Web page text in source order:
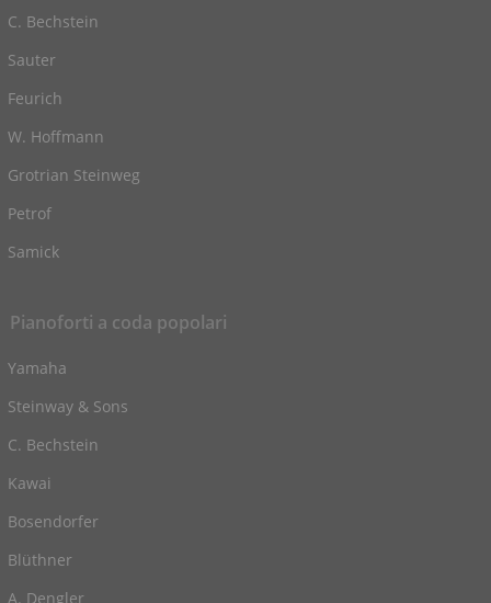
C. Bechstein
Sauter
Feurich
W. Hoffmann
Grotrian Steinweg
Petrof
Samick
Pianoforti a coda popolari
Yamaha
Steinway & Sons
C. Bechstein
Kawai
Bosendorfer
Blüthner
A. Dengler